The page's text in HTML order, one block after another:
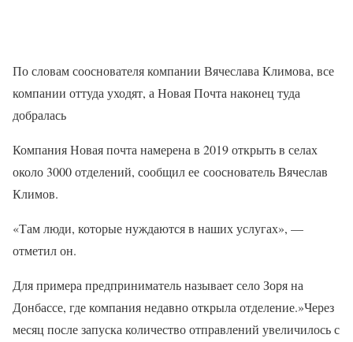
По словам сооснователя компании Вячеслава Климова, все
компании оттуда уходят, а Новая Почта наконец туда
добралась
Компания Новая почта намерена в 2019 открыть в селах
около 3000 отделений, сообщил ее сооснователь Вячеслав
Климов.
«Там люди, которые нуждаются в наших услугах», —
отметил он.
Для примера предприниматель называет село Зоря на
Донбассе, где компания недавно открыла отделение.»Через
месяц после запуска количество отправлений увеличилось с